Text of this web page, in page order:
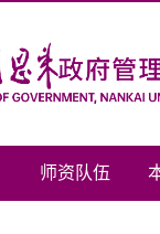
师资队伍